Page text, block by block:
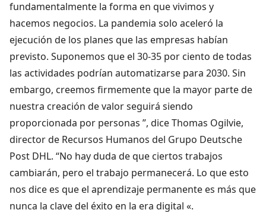
fundamentalmente la forma en que vivimos y
hacemos negocios. La pandemia solo aceleró la
ejecución de los planes que las empresas habían
previsto. Suponemos que el 30-35 por ciento de todas
las actividades podrían automatizarse para 2030. Sin
embargo, creemos firmemente que la mayor parte de
nuestra creación de valor seguirá siendo
proporcionada por personas ”, dice Thomas Ogilvie,
director de Recursos Humanos del Grupo Deutsche
Post DHL. “No hay duda de que ciertos trabajos
cambiarán, pero el trabajo permanecerá. Lo que esto
nos dice es que el aprendizaje permanente es más que
nunca la clave del éxito en la era digital «.